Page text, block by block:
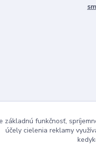
základnú funkčnosť,
účely cielenia reklamy